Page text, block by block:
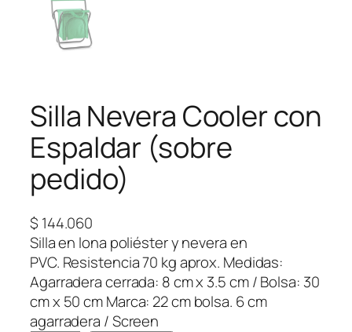
Silla Nevera Cooler con
Espaldar (sobre
pedido)
$ 144.060
Silla en lona poliéster y nevera en
PVC. Resistencia 70 kg aprox. Medidas:
Agarradera cerrada: 8 cm x 3.5 cm / Bolsa: 30
cm x 50 cm Marca: 22 cm bolsa. 6 cm
agarradera / Screen